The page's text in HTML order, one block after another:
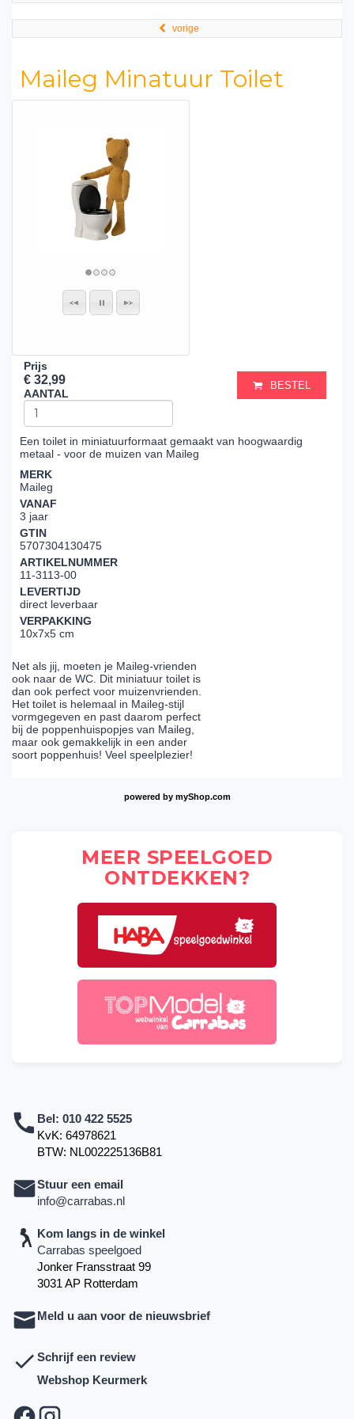
vorige
Maileg Minatuur Toilet
Prijs
€ 32,99
AANTAL
BESTEL
Een toilet in miniatuurformaat gemaakt van hoogwaardig
metaal - voor de muizen van Maileg
MERK
Maileg
VANAF
3 jaar
GTIN
5707304130475
ARTIKELNUMMER
11-3113-00
LEVERTIJD
direct leverbaar
VERPAKKING
10x7x5 cm
Net als jij, moeten je Maileg-vrienden
ook naar de WC. Dit miniatuur toilet is
dan ook perfect voor muizenvrienden.
Het toilet is helemaal in Maileg-stijl
vormgegeven en past daarom perfect
bij de poppenhuispopjes van Maileg,
maar ook gemakkelijk in een ander
soort poppenhuis! Veel speelplezier!
powered by myShop.com
MEER SPEELGOED
ONTDEKKEN?
Bel: 010 422 5525
KvK: 64978621
BTW: NL002225136B81
Stuur een email
info@carrabas.nl
Kom langs in de winkel
Carrabas speelgoed
Jonker Fransstraat 99
3031 AP Rotterdam
Meld u aan voor de nieuwsbrief
Schrijf een review
Webshop Keurmerk